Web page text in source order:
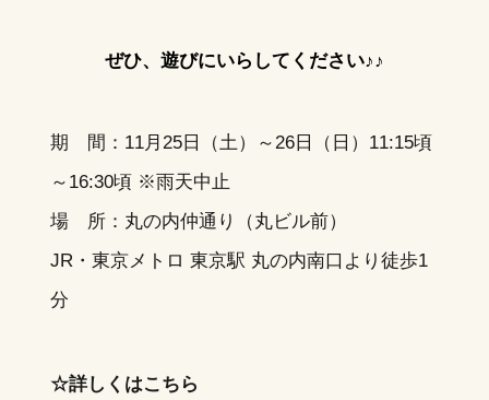
ぜひ、遊びにいらしてください♪♪
期 間：11月25日（土）～26日（日）11:15頃
～16:30頃 ※雨天中止
場 所：丸の内仲通り（丸ビル前）
JR・東京メトロ 東京駅 丸の内南口より徒歩1
分
☆詳しくはこちら